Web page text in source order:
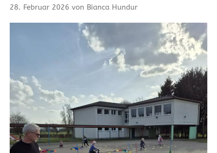
28. Februar 2026 von Bianca Hundur